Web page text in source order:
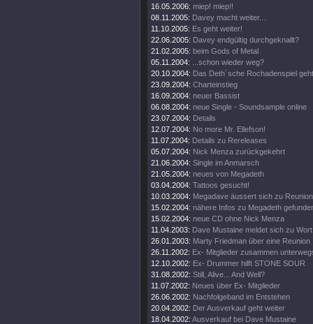
16.05.2006: miep! miep!!
08.11.2005: Davey macht weiter....
11.10.2005: Es geht weiter!
22.06.2005: Davey endgültig durchgeknallt?
21.02.2005: beim Gods of Metal
05.11.2004:
...schon wieder weg?
20.10.2004: Das Deth´sche Rochadenspiel
23.09.2004: Charteinstieg
16.09.2004: neuer Bassist
06.08.2004: neue Single - Soundsample online
23.07.2004: Details
12.07.2004: No more Mr. Ellefson!
11.07.2004: Details zu Rereleases
05.07.2004: Nick Menza zurückgekehrt
21.06.2004: Single im Anmarsch
21.05.2004: neues von Megadeth
03.04.2004: Tattoos gesucht!
10.03.2004: Megadave äussert sich zu Reunion
15.02.2004: nähere Infos zu Megadeth
15.02.2004: neue CD ohne Nick Menza
11.04.2003: Dave Mustaine meldet sich zu Wort
26.01.2003: Marty Friedman über eine Reunion
26.11.2002: Ex- Mitglieder zusammen
12.10.2002: Ex- Drummer hilft STONE SOUR
31.08.2002: Still, Alive... And Well?
11.07.2002: Neues über Ex- Mitglieder
26.06.2002: Nachfolgeband im Entstehen
20.04.2002: Der Ausverkauf geht weiter
18.04.2002: Ausverkauf bei Dave Mustaine